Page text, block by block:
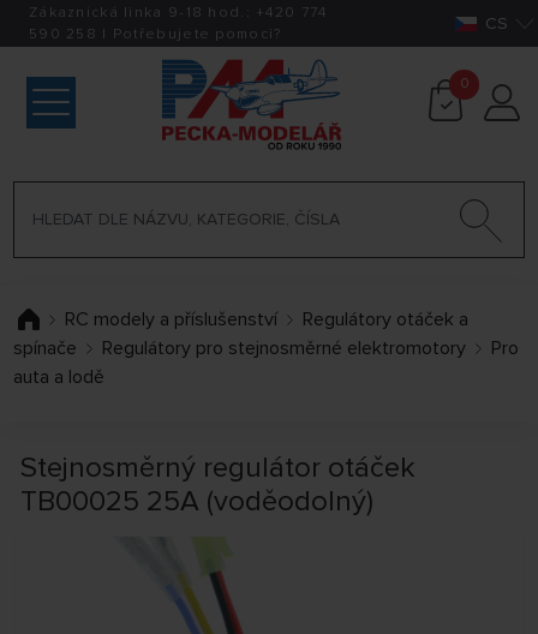
Zákaznická linka 9-18 hod.: +420 774
590 258 | Potřebujete pomoci? CS
0
RC modely a příslušenství
Regulátory otáček a
spínače
Regulátory pro stejnosměrné elektromotory
Pro
auta a lodě
Stejnosměrný regulátor otáček
TB00025 25A (voděodolný)